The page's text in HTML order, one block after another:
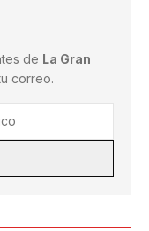
de La Gran
correo.